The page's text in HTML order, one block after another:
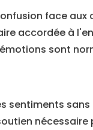
face
accordée à
sont
sentiments